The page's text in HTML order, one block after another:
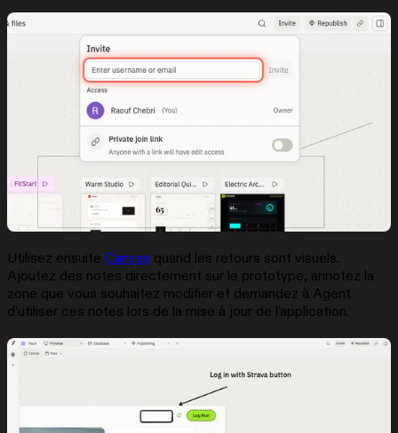
Utilisez ensuite Canvas quand les retours sont visuels.
Ajoutez des notes directement sur le prototype, annotez la
zone que vous souhaitez modifier et demandez à Agent
d’utiliser ces notes lors de la mise à jour de l’application.